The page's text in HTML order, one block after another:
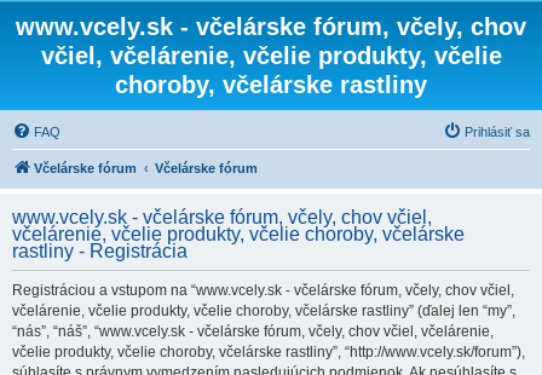
www.vcely.sk - včelárske fórum, včely, chov
včiel, včelárenie, včelie produkty, včelie
choroby, včelárske rastliny
FAQ Prihlásiť sa
Včelárske fórum Včelárske fórum
www.vcely.sk - včelárske fórum, včely, chov včiel,
včelárenie, včelie produkty, včelie choroby, včelárske
rastliny - Registrácia
Registráciou a vstupom na “www.vcely.sk - včelárske fórum, včely, chov včiel,
včelárenie, včelie produkty, včelie choroby, včelárske rastliny” (ďalej len “my”,
“nás”, “náš”, “www.vcely.sk - včelárske fórum, včely, chov včiel, včelárenie,
včelie produkty, včelie choroby, včelárske rastliny”, “http://www.vcely.sk/forum”),